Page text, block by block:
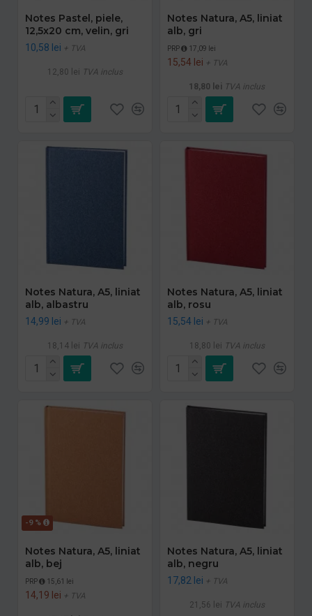
Notes Pastel, piele,
12,5x20 cm, velin, gri
10,58 lei + TVA
12,80 lei TVA inclus
Notes Natura, A5, liniat
alb, gri
PRP 17,09 lei
15,54 lei + TVA
18,80 lei TVA inclus
Notes Natura, A5, liniat
alb, albastru
14,99 lei + TVA
18,14 lei TVA inclus
Notes Natura, A5, liniat
alb, rosu
15,54 lei + TVA
18,80 lei TVA inclus
-9 %
Notes Natura, A5, liniat
alb, bej
PRP 15,61 lei
14,19 lei + TVA
Notes Natura, A5, liniat
alb, negru
17,82 lei + TVA
21,56 lei TVA inclus